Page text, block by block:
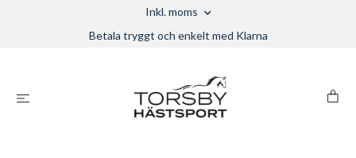
Inkl. moms
Betala tryggt och enkelt med Klarna